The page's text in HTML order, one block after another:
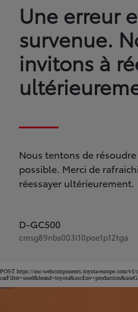
Une erreur
survenue.
invitons à
Nous tentons de
possible. Merci de
réessayer ultérieurement.
D-GC500
cmsg89nbs003l10poe1p12tga
POST https://usc-webcomponents.toyota-europe.com/v1/